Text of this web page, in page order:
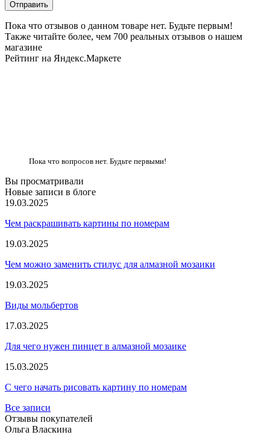
Пока что отзывов о данном товаре нет. Будьте первым!
Также читайте более, чем 700 реальных отзывов о нашем
магазине
Рейтинг на Яндекс.Маркете
Пока что вопросов нет. Будьте первыми!
Вы просматривали
Новые записи в блоге
19.03.2025
Чем раскрашивать картины по номерам
19.03.2025
Чем можно заменить стилус для алмазной мозаики
19.03.2025
Виды мольбертов
17.03.2025
Для чего нужен пинцет в алмазной мозаике
15.03.2025
С чего начать рисовать картину по номерам
Все записи
Отзывы покупателей
Ольга Власкина